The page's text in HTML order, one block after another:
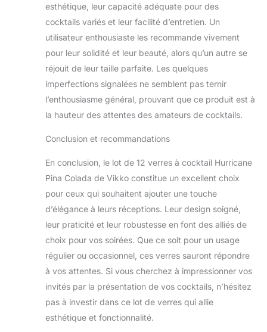
donc beaucoup de
choses à emporter.
Contenance : 375,6 g.
Passe au lave-vaisselle
: évitez le nettoyage.
Lorsque vous avez fini
de boire, il suffit de
mettre vos verres dans
le lave-vaisselle et de
fonctionner sa magie.
temps à passer avec
les personnes que
vous aimez, en faisant
les choses que vous
aimez. Comme profiter
d'un autre plaisir
tropical glacé dans vos
nouveaux verres à
esthétique, leur capacité adéquate pour des
cocktails variés et leur facilité d’entretien. Un
utilisateur enthousiaste les recommande vivement
pour leur solidité et leur beauté, alors qu’un autre se
réjouit de leur taille parfaite. Les quelques
imperfections signalées ne semblent pas ternir
l’enthousiasme général, prouvant que ce produit est à
la hauteur des attentes des amateurs de cocktails.
Conclusion et recommandations
En conclusion, le lot de 12 verres à cocktail Hurricane
Pina Colada de Vikko constitue un excellent choix
pour ceux qui souhaitent ajouter une touche
d’élégance à leurs réceptions. Leur design soigné,
leur praticité et leur robustesse en font des alliés de
choix pour vos soirées. Que ce soit pour un usage
régulier ou occasionnel, ces verres sauront répondre
à vos attentes. Si vous cherchez à impressionner vos
invités par la présentation de vos cocktails, n’hésitez
pas à investir dans ce lot de verres qui allie
esthétique et fonctionnalité.